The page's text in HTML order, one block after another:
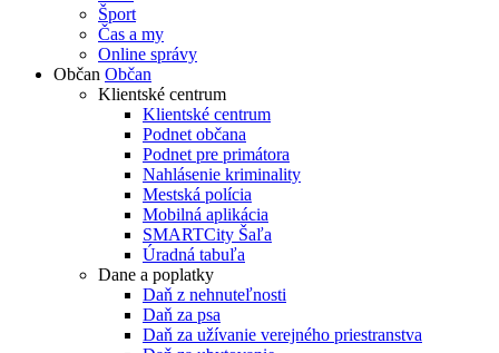
Šport
Čas a my
Online správy
Občan Občan
Klientské centrum
Klientské centrum
Podnet občana
Podnet pre primátora
Nahlásenie kriminality
Mestská polícia
Mobilná aplikácia
SMARTCity Šaľa
Úradná tabuľa
Dane a poplatky
Daň z nehnuteľnosti
Daň za psa
Daň za užívanie verejného priestranstva